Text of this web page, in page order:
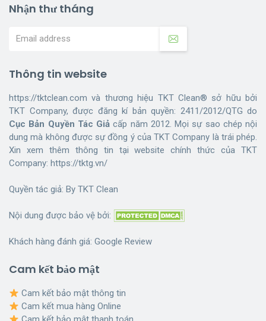
Nhận thư tháng
Thông tin website
https://tktclean.com và thương hiệu TKT Clean® sở hữu bởi
TKT Company, được đăng kí bản quyền: 2411/2012/QTG do
Cục Bản Quyền Tác Giả cấp năm 2012. Mọi sự sao chép nội
dung mà không được sự đồng ý của TKT Company là trái phép.
Xin xem thêm thông tin tại website chính thức của TKT
Company: https://tktg.vn/
Quyền tác giả: By TKT Clean
Nội dung được bảo vệ bởi:
Khách hàng đánh giá: Google Review
Cam kết bảo mật
Cam kết bảo mật thông tin
Cam kết mua hàng Online